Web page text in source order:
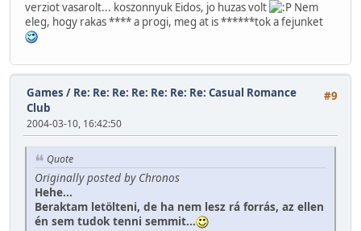
verziot vasarolt... koszonnyuk Eidos, jo huzas volt
Nem
eleg, hogy rakas **** a progi, meg at is ******tok a fejunket
#9
Games / Re: Re: Re: Re: Re: Re: Re: Casual Romance
Club
2004-03-10, 16:42:50
Quote
Originally posted by Chronos
Hehe...
Beraktam letölteni, de ha nem lesz rá forrás, az ellen
én sem tudok tenni semmit...